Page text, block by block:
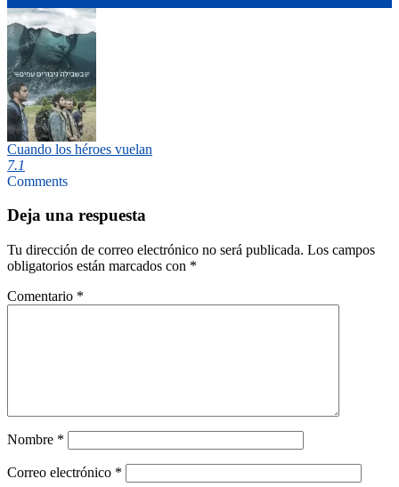
Cuando los héroes vuelan
7.1
Comments
Deja una respuesta
Tu dirección de correo electrónico no será publicada. Los campos
obligatorios están marcados con *
Comentario *
Nombre *
Correo electrónico *